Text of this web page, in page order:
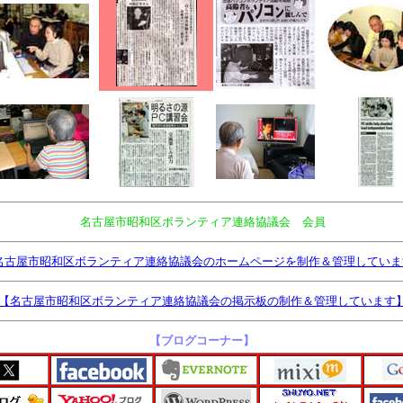
名古屋市昭和区ボランティア連絡協議会 会員
屋市昭和区ボランティア連絡協議会のホームページを制作＆管理してい
名古屋市昭和区ボランティア連絡協議会の掲示板の制作＆管理しています
【ブログコーナー】